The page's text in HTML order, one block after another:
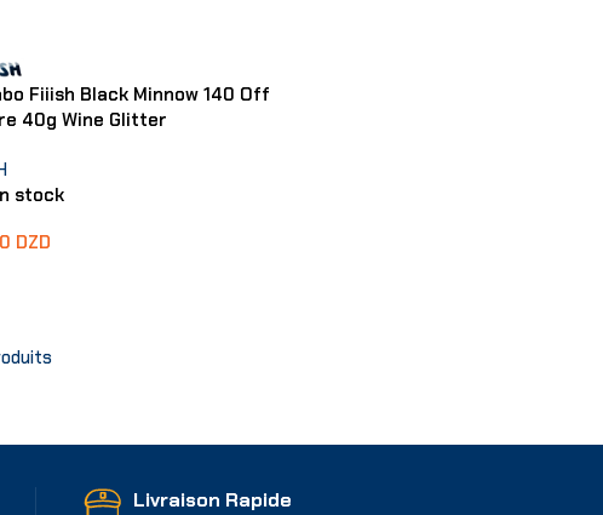
Fiiish Black Minnow 140 Off
40g Wine Glitter
stock
DZD
Livraison Rapide